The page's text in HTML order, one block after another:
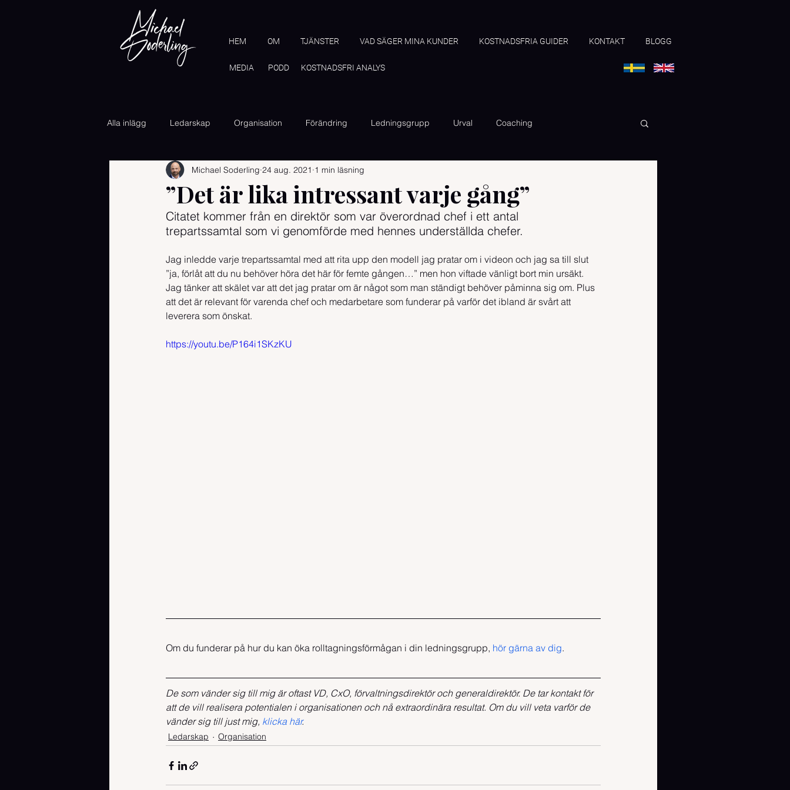
HEM OM TJÄNSTER VAD SÄGER MINA KUNDER KOSTNADSFRIA GUIDER KONTAKT BLOGG
MEDIA PODD KOSTNADSFRI ANALYS
Alla inlägg Ledarskap Organisation Förändring Ledningsgrupp Urval Coaching
”Det är lika intressant varje gång”
Michael Soderling 24 aug. 2021 1 min läsning
Citatet kommer från en direktör som var överordnad chef i ett antal
trepartssamtal som vi genomförde med hennes underställda chefer.
Jag inledde varje trepartssamtal med att rita upp den modell jag pratar om i videon och jag sa till slut
”ja, förlåt att du nu behöver höra det här för femte gången…” men hon viftade vänligt bort min ursäkt.
Jag tänker att skälet var att det jag pratar om är något som man ständigt behöver påminna sig om. Plus
att det är relevant för varenda chef och medarbetare som funderar på varför det ibland är svårt att
leverera som önskat.
https://youtu.be/P164i1SKzKU
Om du funderar på hur du kan öka rolltagningsförmågan i din ledningsgrupp, hör gärna av dig.
De som vänder sig till mig är oftast VD, CxO, förvaltningsdirektör och generaldirektör. De tar kontakt för
att de vill realisera potentialen i organisationen och nå extraordinära resultat. Om du vill veta varför de
vänder sig till just mig, klicka här.
Ledarskap Organisation